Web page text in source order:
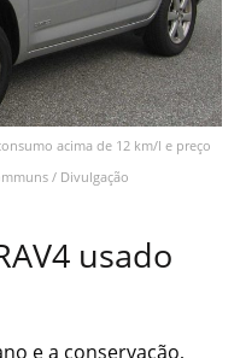
acima de 12 km/l e preço
/ Divulgação
usado
e a conservação,